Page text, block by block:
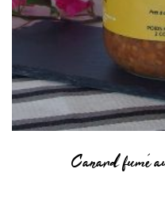
Canard fumé